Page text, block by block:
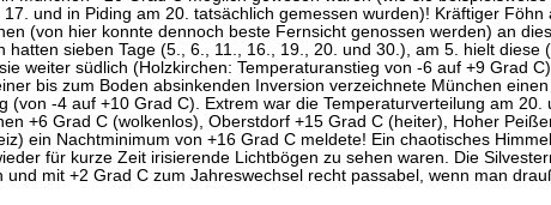
und in Piding am 20. tatsächlich gemessen wurden)! Kräftiger Föhn
(von hier konnte dennoch beste Fernsicht genossen werden) an
hatten sieben Tage (5., 6., 11., 16., 19., 20. und 30.), am 5. hielt diese
weiter südlich (Holzkirchen: Temperaturanstieg von -6 auf +9 Grad
bis zum Boden absinkenden Inversion verzeichnete München
(von -4 auf +10 Grad C). Extrem war die Temperaturverteilung am 20.
+6 Grad C (wolkenlos), Oberstdorf +15 Grad C (heiter), Hoher
ein Nachtminimum von +16 Grad C meldete! Ein chaotisches
für kurze Zeit irisierende Lichtbögen zu sehen waren. Die
mit +2 Grad C zum Jahreswechsel recht passabel, wenn man